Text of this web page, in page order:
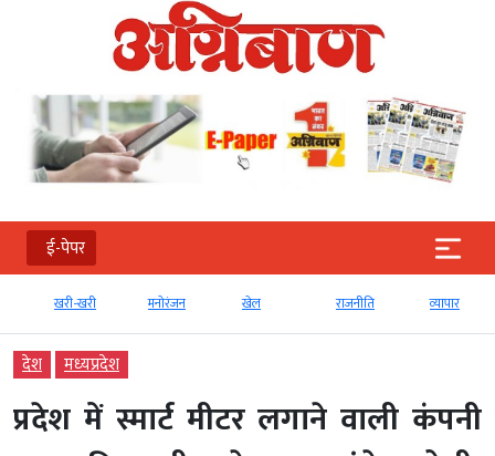
ई-पेपर
खरी-खरी मनोरंजन राजनीति व्‍यापार
देश मध्‍यप्रदेश
प्रदेश में स्मार्ट मीटर लगाने वाली कंपनी